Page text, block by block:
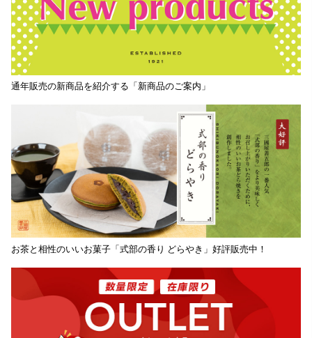
通年販売の新商品を紹介する「新商品のご案内」
お茶と相性のいいお菓子「式部の香り どらやき」好評販売中！